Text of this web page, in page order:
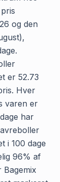
og den
er 52.73
Hver
varen er
har
i 100 dage
96% af
Bagemix